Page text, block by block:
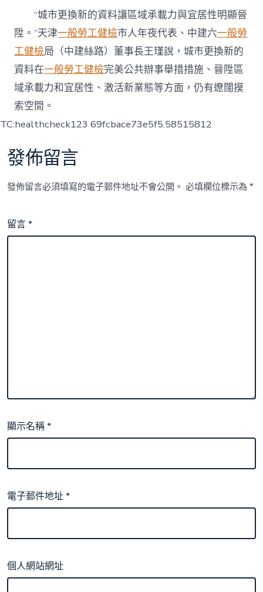
“城市更換新的資料讓區域承載力與宜居性明顯晉
陞。”天津一般勞工健檢市人年夜代表、中建六一般勞
工健檢局（中建絲路）董事長王瑾說，城市更換新的
資料在一般勞工健檢完美公共辦事舉措措施、晉陞區
域承載力和宜居性、激活新業態等方面，仍有遼闊摸
索空間。
TC:healthcheck123 69fcbace73e5f5.58515812
發佈留言
發佈留言必須填寫的電子郵件地址不會公開。 必填欄位標示為*
留言*
顯示名稱*
電子郵件地址*
個人網站網址